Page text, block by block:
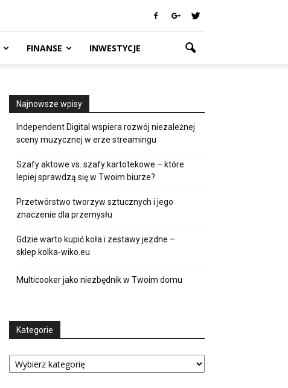
FINANSE INWESTYCJE
Najnowsze wpisy
Independent Digital wspiera rozwój niezależnej
sceny muzycznej w erze streamingu
Szafy aktowe vs. szafy kartotekowe – które
lepiej sprawdzą się w Twoim biurze?
Przetwórstwo tworzyw sztucznych i jego
znaczenie dla przemysłu
Gdzie warto kupić koła i zestawy jezdne –
sklep.kolka-wiko.eu
Multicooker jako niezbędnik w Twoim domu
Kategorie
Kategorie